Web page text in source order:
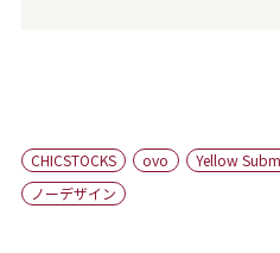
CHICSTOCKS ovo Yellow
ノーデザイン